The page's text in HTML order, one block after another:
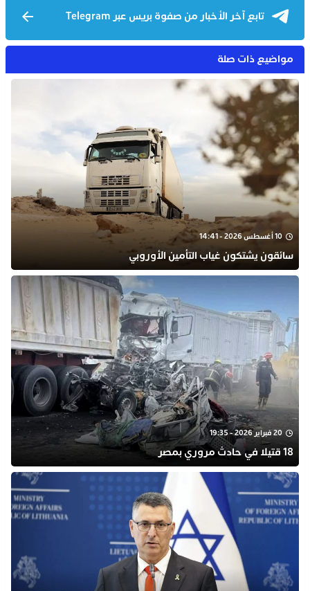
تابع آخر الأخبار من صفوة بريس عبر Telegram
مواضيع ذات صلة
10 أغسطس 2026 - 14:41
سائقون يشتكون غياب التأمين الأوروبي
20 فبراير 2026 - 19:35
18 قتيلا في حادث مروري بمصر